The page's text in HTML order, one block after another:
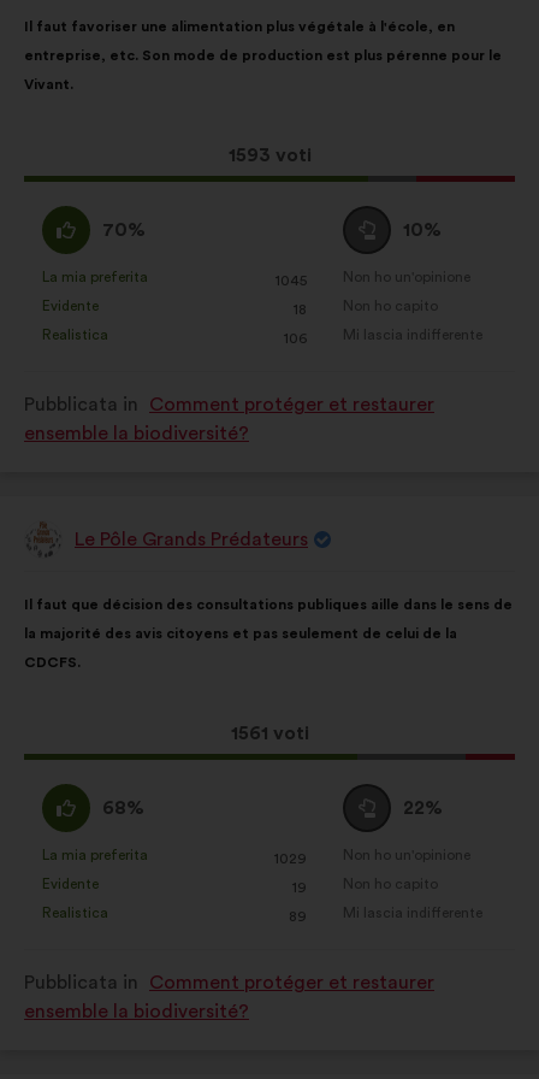
della
mia
proposta:
Il faut favoriser une alimentation plus végétale à l'école, en
entreprise, etc. Son mode de production est plus pérenne pour le
Vivant.
Questa
proposta
1593 voti
ripartiti:
Sono
d'accordo
:
70%
qualificata
come:
La mia preferita
: 1045
volte
Evidente
: 18
volte
Realistica
: 106
volte
Voto
neutrale
:
10%
qualificata
Non ho un'opinione
:volte
Non ho capito
:volte
Mi lascia indifferente
:volte
Pubblicata in
Comment protéger et restaurer
ensemble la biodiversité?
PropostaLe Pôle Grands Prédateurs
della
mia
proposta:
Il faut que décision des consultations publiques aille dans le sens de
la majorité des avis citoyens et pas seulement de celui de la
CDCFS.
Questa
proposta
1561 voti
ripartiti:
Sono
d'accordo
:
68%
qualificata
come:
La mia preferita
: 1029
volte
Evidente
: 19
volte
Realistica
: 89
volte
Voto
neutrale
:
22%
qualificata
Non ho un'opinione
:volte
Non ho capito
:volte
Mi lascia indifferente
:volte
Pubblicata in
Comment protéger et restaurer
ensemble la biodiversité?